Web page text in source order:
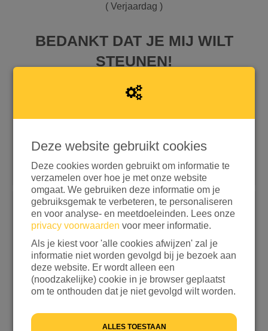
( Verjaardag )
BEDANKT DAT JE MIJ WILT
STEUNEN!
Snel doneren met iDEAL | Wero
Doneren met aanvullende opties
human,
ignore
Kies een bedrag
ANDERS
Ik wil bijdragen aan de transactiekosten en betaal
Ik wil niet bijdragen aan de transactiekosten
Deze website gebruikt cookies
Deze cookies worden gebruikt om informatie te
verzamelen over hoe je met onze website
omgaat. We gebruiken deze informatie om je
gebruiksgemak te verbeteren, te personaliseren
en voor analyse- en meetdoeleinden. Lees onze
privacy voorwaarden voor meer informatie.
Als je kiest voor 'alle cookies afwijzen' zal je
informatie niet worden gevolgd bij je bezoek aan
deze website. Er wordt alleen een
(noodzakelijke) cookie in je browser geplaatst
om te onthouden dat je niet gevolgd wilt worden.
ALLES TOESTAAN